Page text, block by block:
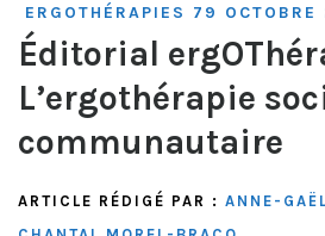
ERGOTHÉRAPIES 79
Éditorial
L’ergothérapie
communautaire
ARTICLE RÉDIGÉ PAR : ANNE-